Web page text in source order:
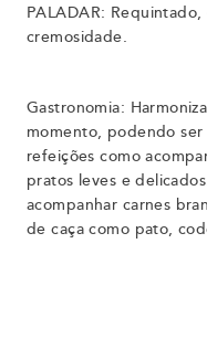
PALADAR:
cremosidade.
Gastronomia:
momento, podendo
refeições como
pratos leves e
acompanhar carnes
de caça como pato,